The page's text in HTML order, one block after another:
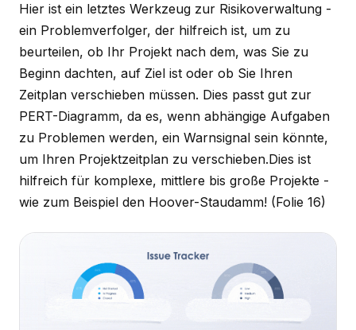
Hier ist ein letztes Werkzeug zur Risikoverwaltung -
ein Problemverfolger, der hilfreich ist, um zu
beurteilen, ob Ihr Projekt nach dem, was Sie zu
Beginn dachten, auf Ziel ist oder ob Sie Ihren
Zeitplan verschieben müssen. Dies passt gut zur
PERT-Diagramm, da es, wenn abhängige Aufgaben
zu Problemen werden, ein Warnsignal sein könnte,
um Ihren Projektzeitplan zu verschieben.Dies ist
hilfreich für komplexe, mittlere bis große Projekte -
wie zum Beispiel den Hoover-Staudamm! (Folie 16)